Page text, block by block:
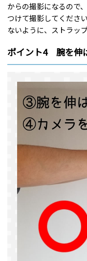
からの撮影になるので
つけて撮影してくださ
ないように、ストラッ
ポイント4 腕を伸